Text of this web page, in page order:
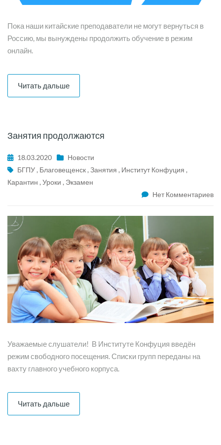
Пока наши китайские преподаватели не могут вернуться в
Россию, мы вынуждены продолжить обучение в режим
онлайн.
Читать дальше
Занятия продолжаются
18.03.2020
Новости
БГПУ , Благовещенск , Занятия , Институт Конфуция ,
Карантин , Уроки , Экзамен
Нет Комментариев
Уважаемые слушатели! В Институте Конфуция введён
режим свободного посещения. Списки групп переданы на
вахту главного учебного корпуса.
Читать дальше